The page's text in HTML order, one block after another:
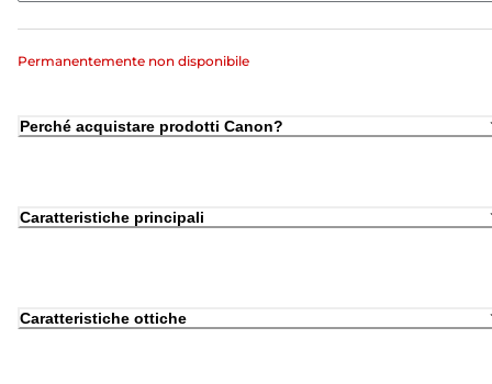
Permanentemente non disponibile
Perché acquistare prodotti Canon?
Caratteristiche principali
Caratteristiche ottiche